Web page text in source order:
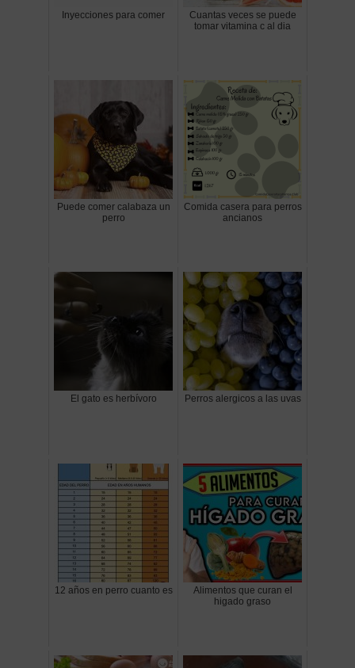
Inyecciones para comer
Cuantas veces se puede
tomar vitamina c al dia
Puede comer calabaza un
perro
Comida casera para perros
ancianos
El gato es herbívoro Perros alergicos a las uvas
12 años en perro cuanto es
Alimentos que curan el
higado graso